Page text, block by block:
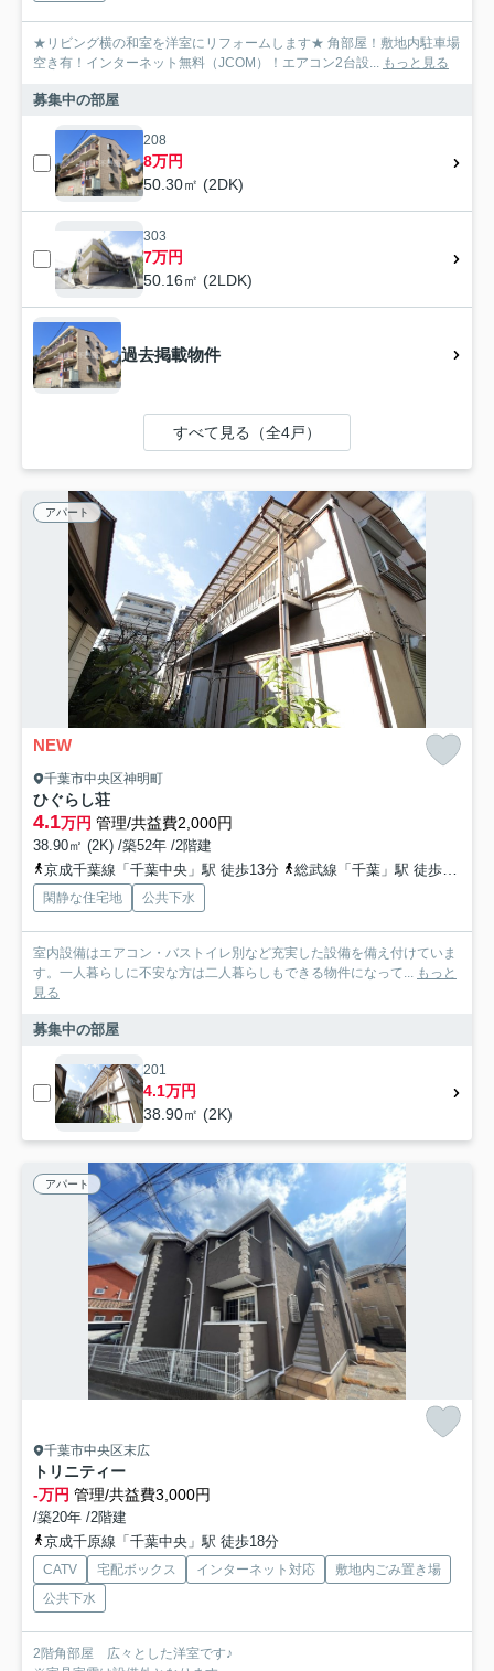
★リビング横の和室を洋室にリフォームします★ 角部屋！敷地内駐車場
空き有！インターネット無料（JCOM）！エアコン2台設... もっと見る
募集中の部屋
208
8万円
50.30㎡ (2DK)
303
7万円
50.16㎡ (2LDK)
過去掲載物件
すべて見る（全4戸）
アパート
NEW
千葉市中央区神明町
ひぐらし荘
4.1万円 管理/共益費2,000円
38.90㎡ (2K) /築52年 /2階建
京成千葉線「千葉中央」駅 徒歩13分
総武線「千葉」駅 徒歩20分
閑静な住宅地 公共下水
室内設備はエアコン・バストイレ別など充実した設備を備え付けていま
す。一人暮らしに不安な方は二人暮らしもできる物件になって... もっと
見る
募集中の部屋
201
4.1万円
38.90㎡ (2K)
アパート
千葉市中央区末広
トリニティー
-万円 管理/共益費3,000円
/築20年 /2階建
京成千原線「千葉中央」駅 徒歩18分
CATV 宅配ボックス インターネット対応
敷地内ごみ置き場
公共下水
2階角部屋 広々とした洋室です♪